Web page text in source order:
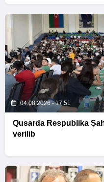
04.08.2026 - 17:51
Qusarda Respublika
verilib